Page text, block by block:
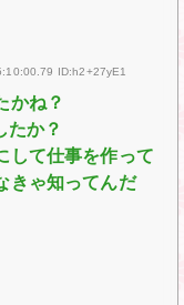
ID:h2+27yE1
かね？
たか？
して仕事を作って
きゃ知ってんだ